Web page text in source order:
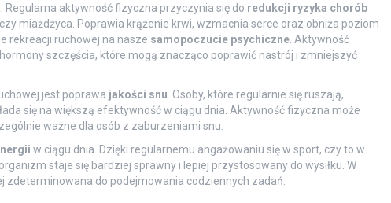
Regularna aktywność fizyczna przyczynia się do redukcji ryzyka chorób
miażdżyca. Poprawia krążenie krwi, wzmacnia serce oraz obniża poziom
rekreacji ruchowej na nasze samopoczucie psychiczne. Aktywność
szczęścia, które mogą znacząco poprawić nastrój i zmniejszyć
jest poprawa jakości snu . Osoby, które regularnie się ruszają,
się na większą efektywność w ciągu dnia. Aktywność fizyczna może
ważne dla osób z zaburzeniami snu.
w ciągu dnia. Dzięki regularnemu angażowaniu się w sport, czy to w
staje się bardziej sprawny i lepiej przystosowany do wysiłku. W
zdeterminowana do podejmowania codziennych zadań.